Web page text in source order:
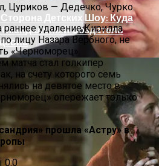
Хмельницкой Области Умер
Коронавируса
Детских Шоу: Куда
Создатель
Цуриков — Дедечко, Чурко.
раннее удаление Кирилла
лицу Назара Вербного, не
«Черноморец».
матча стал голкипер
на счету которого семь
на девятое место в
опережает только
прошла «Астру» в
0:0